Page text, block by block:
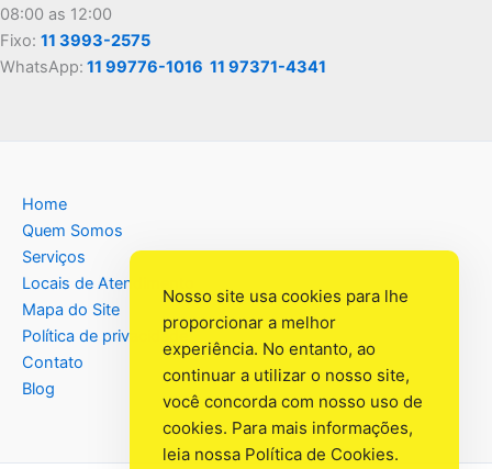
08:00 as 12:00
Fixo: 11 3993-2575
WhatsApp: 11 99776-1016 11 97371-4341
Home
Quem Somos
Serviços
Locais de Atendimento
Mapa do Site
Política de privacidade
Contato
Blog
Nosso site usa cookies para lhe
proporcionar a melhor
experiência. No entanto, ao
continuar a utilizar o nosso site,
você concorda com nosso uso de
cookies. Para mais informações,
leia nossa Política de Cookies.